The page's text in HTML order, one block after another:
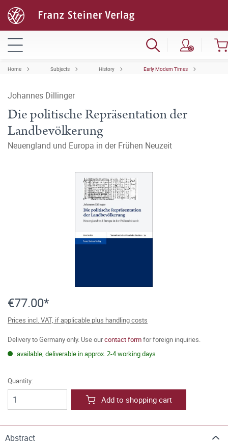
Home Subjects History Early Modern Times
Johannes Dillinger
Die politische Repräsentation der
Landbevölkerung
Neuengland und Europa in der Frühen Neuzeit
€77.00*
Prices incl. VAT, if applicable plus handling costs
Delivery to Germany only. Use ourcontact formfor foreign inquiries.
available, deliverable in approx. 2-4 working days
Quantity:
Add to shopping cart
Abstract